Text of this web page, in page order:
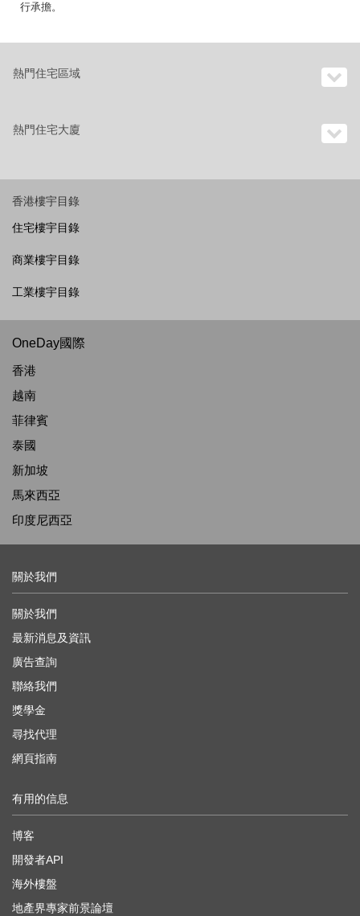
行承擔。
熱門住宅區域
熱門住宅大廈
香港樓宇目錄
住宅樓宇目錄
商業樓宇目錄
工業樓宇目錄
OneDay國際
香港
越南
菲律賓
泰國
新加坡
馬來西亞
印度尼西亞
關於我們
關於我們
最新消息及資訊
廣告查詢
聯絡我們
獎學金
尋找代理
網頁指南
有用的信息
博客
開發者API
海外樓盤
地產界專家前景論壇